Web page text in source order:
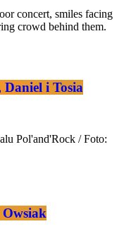
Daniel i Tosia
Owsiak